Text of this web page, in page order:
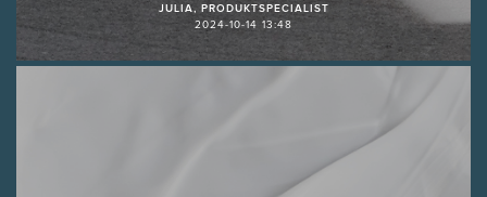
JULIA, PRODUKTSPECIALIST
2024-10-14 13:48